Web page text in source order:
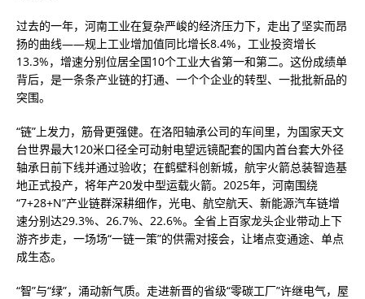
过去的一年，河南工业在复杂严峻的经济压力下，走出了坚实而昂
扬的曲线——规上工业增加值同比增长8.4%，工业投资增长
13.3%，增速分别位居全国10个工业大省第一和第二。这份成绩单
背后，是一条条产业链的打通、一个个企业的转型、一批批新品的
突围。
“链”上发力，筋骨更强健。在洛阳轴承公司的车间里，为国家天文
台世界最大120米口径全可动射电望远镜配套的国内首台套大外径
轴承日前下线并通过验收；在鹤壁科创新城，航宇火箭总装智造基
地正式投产，将年产20发中型运载火箭。2025年，河南围绕
“7+28+N”产业链群深耕细作，光电、航空航天、新能源汽车链增
速分别达29.3%、26.7%、22.6%。全省上百家龙头企业带动上下
游齐步走，一场场“一链一策”的供需对接会，让堵点变通途、单点
成生态。
“智”与“绿”，涌动新气质。走进新晋的省级“零碳工厂”许继电气，屋